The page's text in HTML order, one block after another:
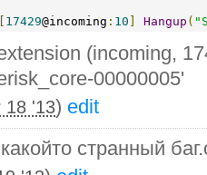
[ 17429@incoming : 10 ] Hangup (
(incoming,
00000005'
18 '13) edit
странный